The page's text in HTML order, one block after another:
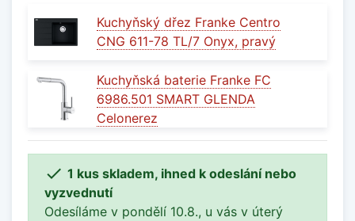
Kuchyňský dřez Franke Centro
CNG 611-78 TL/7 Onyx, pravý
Kuchyňská baterie Franke FC
6986.501 SMART GLENDA
Celonerez
 1 kus skladem, ihned k odeslání nebo
vyzvednutí
Odesíláme v pondělí 10.8., u vás v úterý